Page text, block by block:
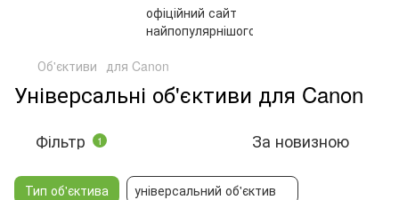
Об'єктиви для Canon
Універсальні об'єктиви для Canon
Фільтр 1 За новизною
Тип об'єктива універсальний об'єктив